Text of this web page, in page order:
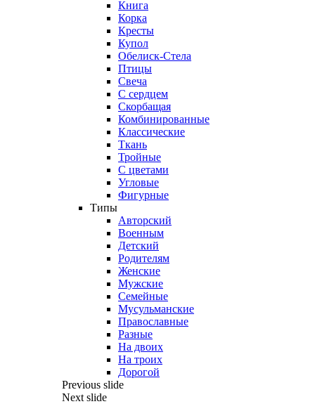
Книга
Корка
Кресты
Купол
Обелиск-Стела
Птицы
Свеча
С сердцем
Скорбащая
Комбинированные
Классические
Ткань
Тройные
С цветами
Угловые
Фигурные
Типы
Авторский
Военным
Детский
Родителям
Женские
Мужские
Семейные
Мусульманские
Православные
Разные
На двоих
На троих
Дорогой
Previous slide
Next slide